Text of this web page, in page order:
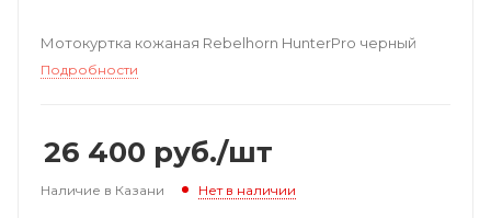
Мотокуртка кожаная Rebelhorn HunterPro черный
Подробности
26 400 руб./шт
Наличие в Казани Нет в наличии